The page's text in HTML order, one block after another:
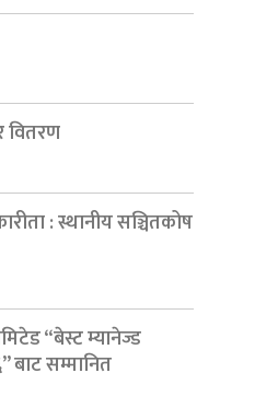
वितरण
: स्थानीय सञ्चितकोष
“बेस्ट म्यानेज्ड
सम्मानित